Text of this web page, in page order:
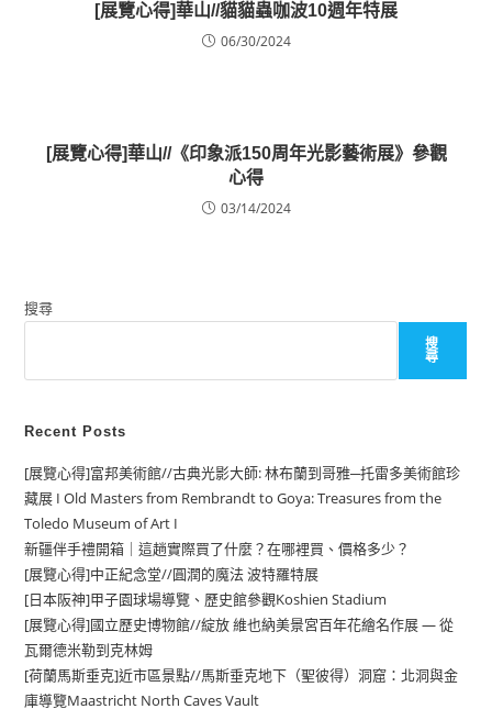
[展覽心得]華山//貓貓蟲咖波10週年特展
06/30/2024
[展覽心得]華山//《印象派150周年光影藝術展》參觀
心得
03/14/2024
搜尋
搜
尋
Recent Posts
[展覽心得]富邦美術館//古典光影大師: 林布蘭到哥雅─托雷多美術館珍
藏展 I Old Masters from Rembrandt to Goya: Treasures from the
Toledo Museum of Art I
新疆伴手禮開箱｜這趟實際買了什麼？在哪裡買、價格多少？
[展覽心得]中正紀念堂//圓潤的魔法 波特羅特展
[日本阪神]甲子園球場導覽、歷史館參觀Koshien Stadium
[展覽心得]國立歷史博物館//綻放 維也納美景宮百年花繪名作展 — 從
瓦爾德米勒到克林姆
[荷蘭馬斯垂克]近市區景點//馬斯垂克地下（聖彼得）洞窟：北洞與金
庫導覽Maastricht North Caves Vault